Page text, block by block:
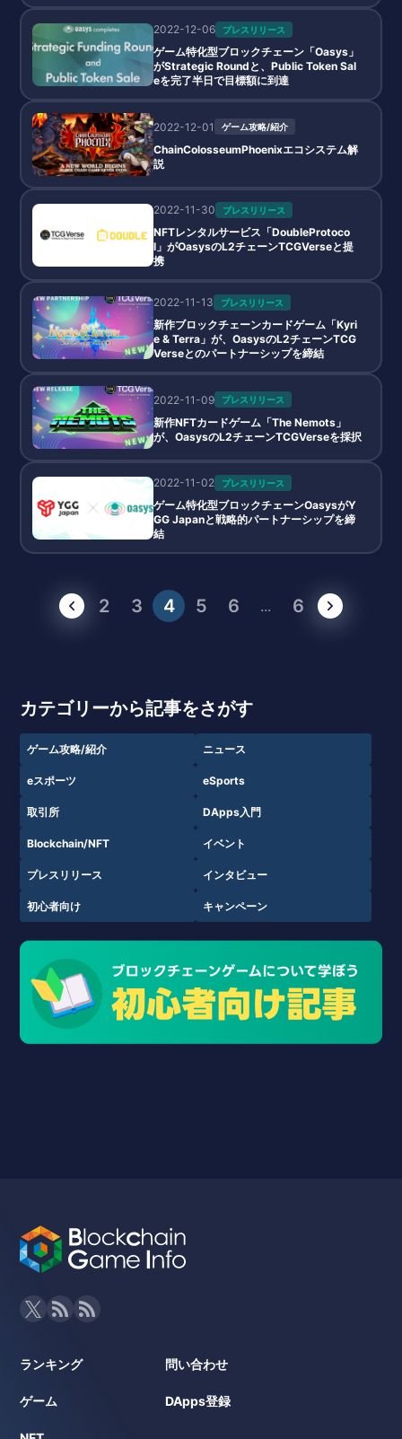
2022-12-06 プレスリリース
ゲーム特化型ブロックチェーン「Oasys」
がStrategic Roundと、Public Token Sal
eを完了半日で目標額に到達
2022-12-01 ゲーム攻略/紹介
ChainColosseumPhoenixエコシステム解
説
2022-11-30 プレスリリース
NFTレンタルサービス「DoubleProtoco
l」がOasysのL2チェーンTCGVerseと提
携
2022-11-13 プレスリリース
新作ブロックチェーンカードゲーム「Kyri
e & Terra」が、OasysのL2チェーンTCG
Verseとのパートナーシップを締結
2022-11-09 プレスリリース
新作NFTカードゲーム「The Nemots」
が、OasysのL2チェーンTCGVerseを採択
2022-11-02 プレスリリース
ゲーム特化型ブロックチェーンOasysがY
GG Japanと戦略的パートナーシップを締
結
2 3 4 5 6 ... 6
カテゴリーから記事をさがす
ゲーム攻略/紹介 ニュース
eスポーツ eSports
取引所 DApps入門
Blockchain/NFT イベント
プレスリリース インタビュー
初心者向け キャンペーン
ランキング
ゲーム
問い合わせ
DApps登録